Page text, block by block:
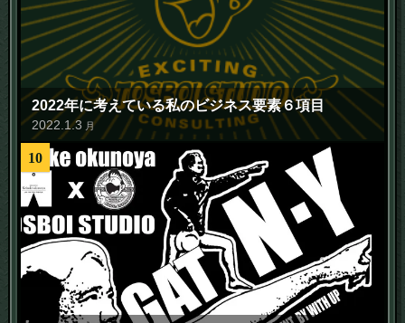
2022年に考えている私のビジネス要素６項目
2022.1.3 月
10